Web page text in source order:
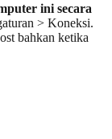
ini secara
> Koneksi.
bahkan ketika